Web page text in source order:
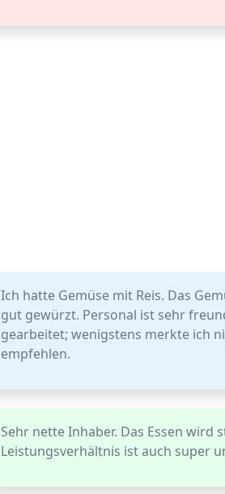
Ich hatte Gemüse mit Reis. Das
gut gewürzt. Personal ist sehr
gearbeitet; wenigstens merkte ich
empfehlen.
Sehr nette Inhaber. Das Essen wird
Leistungsverhältnis ist auch super